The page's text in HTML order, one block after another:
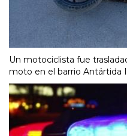
Un motociclista fue
moto en el barrio Antártida